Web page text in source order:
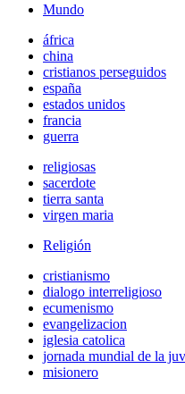
Mundo
áfrica
china
cristianos perseguidos
españa
estados unidos
francia
guerra
religiosas
sacerdote
tierra santa
virgen maria
Religión
cristianismo
dialogo interreligioso
ecumenismo
evangelizacion
iglesia catolica
jornada mundial de la
misionero